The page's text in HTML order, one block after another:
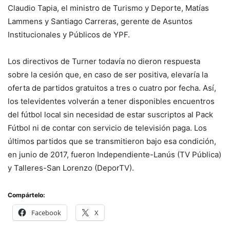
Claudio Tapia, el ministro de Turismo y Deporte, Matías
Lammens y Santiago Carreras, gerente de Asuntos
Institucionales y Públicos de YPF.
Los directivos de Turner todavía no dieron respuesta
sobre la cesión que, en caso de ser positiva, elevaría la
oferta de partidos gratuitos a tres o cuatro por fecha. Así,
los televidentes volverán a tener disponibles encuentros
del fútbol local sin necesidad de estar suscriptos al Pack
Fútbol ni de contar con servicio de televisión paga. Los
últimos partidos que se transmitieron bajo esa condición,
en junio de 2017, fueron Independiente-Lanús (TV Pública)
y Talleres-San Lorenzo (DeporTV).
Compártelo:
Facebook X